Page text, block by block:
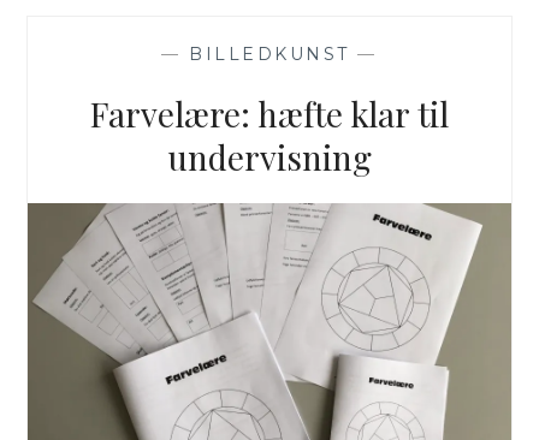
— BILLEDKUNST —
Farvelære: hæfte klar til
undervisning